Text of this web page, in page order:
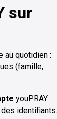
sur
au quotidien :
(famille,
youPRAY
des identifiants.